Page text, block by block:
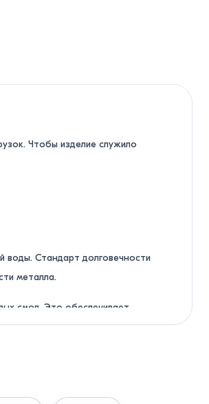
Чтобы изделие служило
Стандарт долговечности
металла.
смол. Это обеспечивает